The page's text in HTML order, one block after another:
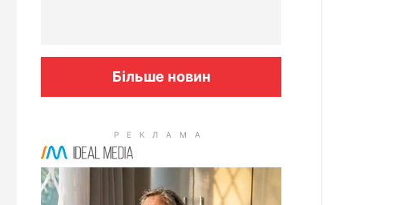
Більше новин